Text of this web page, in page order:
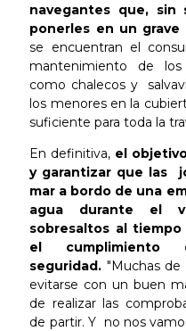
navegantes que, sin
ponerles en un grave
se encuentran el
mantenimiento de
como chalecos y
los menores en la
suficiente para toda la
En definitiva, el
y garantizar que las
mar a bordo de una
agua durante el
sobresaltos al
el
seguridad. "Muchas
evitarse con un buen
de realizar las
de partir. Y no nos